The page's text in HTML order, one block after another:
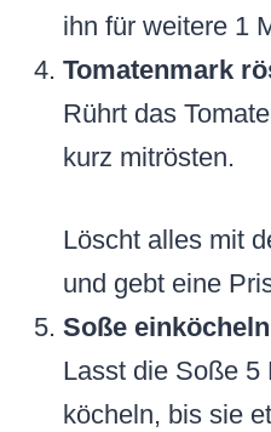
ihn für weitere 1
Tomatenmark
Rührt das
kurz mitrösten.
Löscht alles mit
und gebt eine
Soße
Lasst die Soße 5
köcheln, bis sie